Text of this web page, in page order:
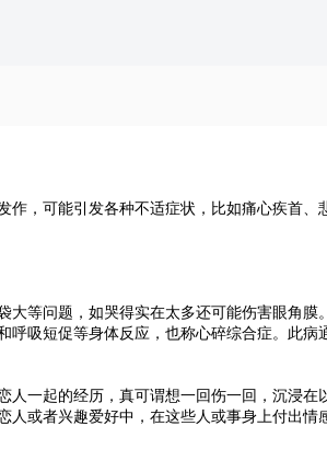
作，可能引发各种不适症状，比如痛心疾首
问题，如哭得实在太多还可能伤害眼角膜
吸短促等身体反应，也称心碎综合症。此
起的经历，真可谓想一回伤一回，沉浸在
或者兴趣爱好中，在这些人或事身上付出情